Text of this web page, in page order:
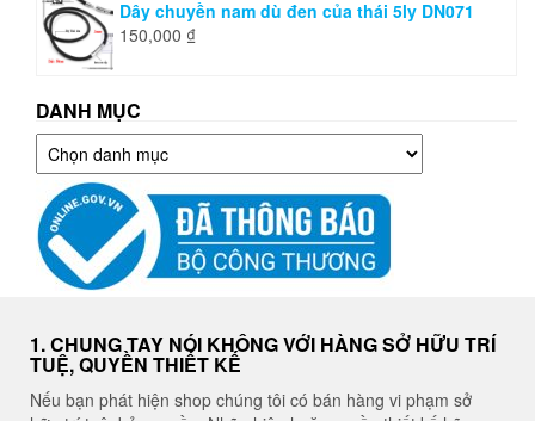
Dây chuyền nam dù đen của thái 5ly DN071
150,000 ₫
DANH MỤC
Danh
mục
1. CHUNG TAY NÓI KHÔNG VỚI HÀNG SỞ HỮU TRÍ
TUỆ, QUYỀN THIẾT KẾ
Nếu bạn phát hiện shop chúng tôi có bán hàng vi phạm sở